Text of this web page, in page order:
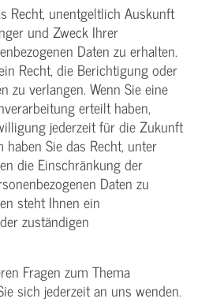
Recht, unentgeltlich Auskunft
und Zweck Ihrer
Daten zu erhalten.
Recht, die Berichtigung oder
zu verlangen. Wenn Sie eine
erteilt haben,
jederzeit für die Zukunft
Sie das Recht, unter
die Einschränkung der
Daten zu
steht Ihnen ein
zuständigen
Fragen zum Thema
sich jederzeit an uns wenden.